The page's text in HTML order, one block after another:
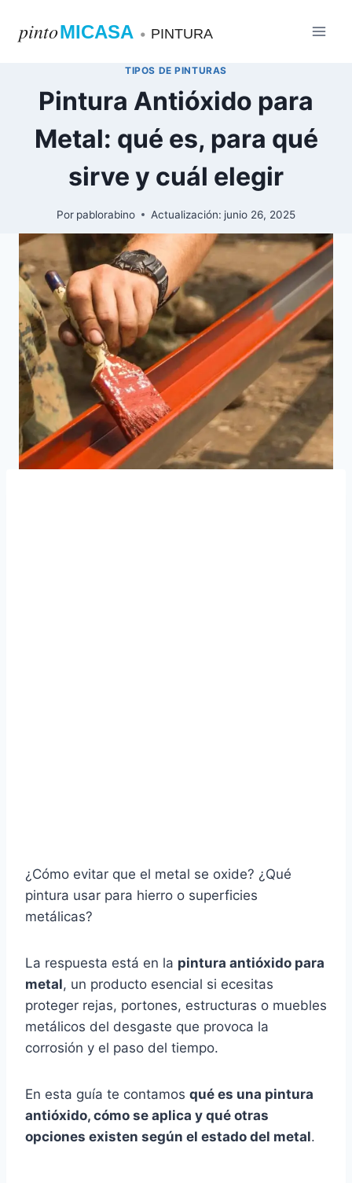
pintoMICASA • PINTURA
TIPOS DE PINTURAS
Pintura Antióxido para
Metal: qué es, para qué
sirve y cuál elegir
Por pablorabino Actualización: junio 26, 2025
¿Cómo evitar que el metal se oxide? ¿Qué
pintura usar para hierro o superficies
metálicas?
La respuesta está en la pintura antióxido para
metal, un producto esencial si ecesitas
proteger rejas, portones, estructuras o muebles
metálicos del desgaste que provoca la
corrosión y el paso del tiempo.
En esta guía te contamos qué es una pintura
antióxido, cómo se aplica y qué otras
opciones existen según el estado del metal.